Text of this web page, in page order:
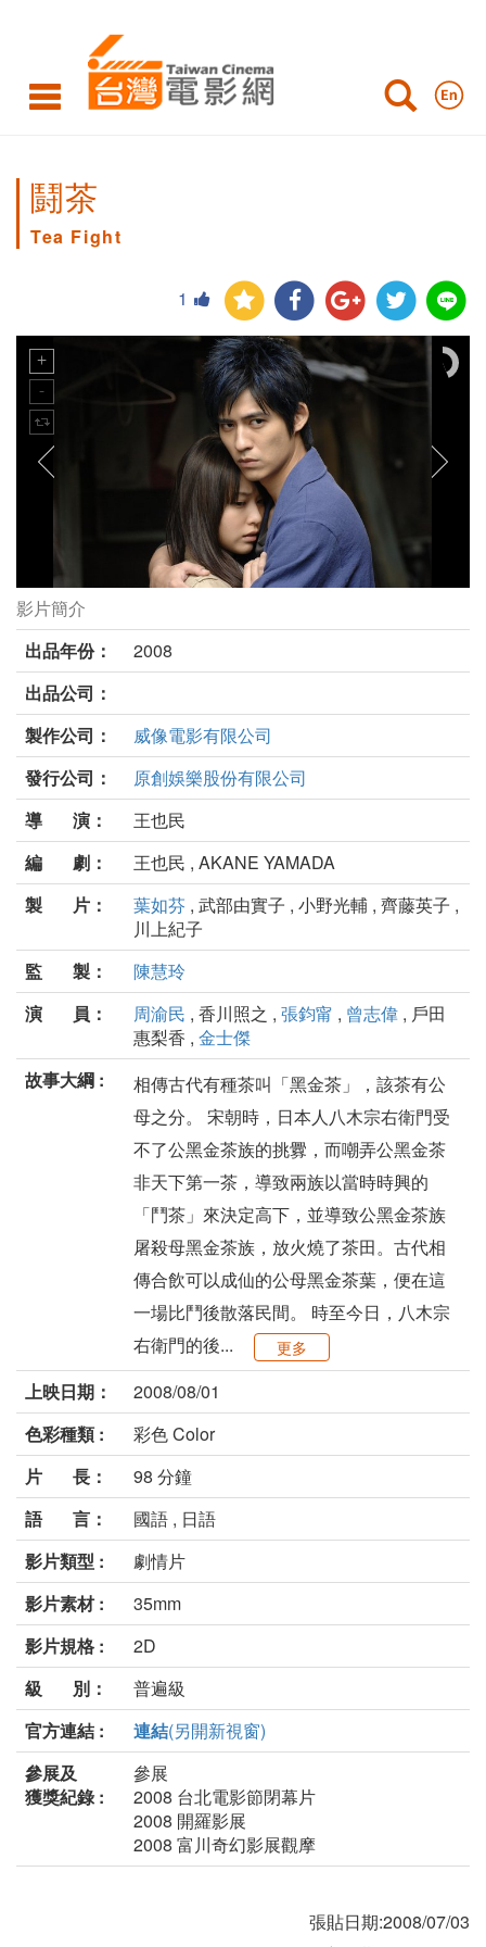
鬪茶
Tea Fight
1
鬪茶劇照
影片簡介
出品年份：
2008
出品公司：
製作公司：
威像電影有限公司
發行公司：
原創娛樂股份有限公司
導 演：
王也民
編 劇：
王也民 , AKANE YAMADA
製 片：
葉如芬 , 武部由實子 , 小野光輔 , 齊藤英子 ,
川上紀子
監 製：
陳慧玲
演 員：
周渝民 , 香川照之 , 張鈞甯 , 曾志偉 , 戶田
惠梨香 , 金士傑
故事大綱 :
相傳古代有種茶叫「黑金茶」，該茶有公
母之分。 宋朝時，日本人八木宗右衛門受
不了公黑金茶族的挑釁，而嘲弄公黑金茶
非天下第一茶，導致兩族以當時時興的
「鬥茶」來決定高下，並導致公黑金茶族
屠殺母黑金茶族，放火燒了茶田。古代相
傳合飲可以成仙的公母黑金茶葉，便在這
一場比鬥後散落民間。 時至今日，八木宗
右衛門的後...
更多
上映日期：
2008/08/01
色彩種類 :
彩色 Color
片 長：
98 分鐘
語 言：
國語 , 日語
影片類型 :
劇情片
影片素材 :
35mm
影片規格 :
2D
級 別：
普遍級
官方連結 :
連結(另開新視窗)
參展及
獲獎紀錄 :
參展
2008 台北電影節閉幕片
2008 開羅影展
2008 富川奇幻影展觀摩
張貼日期:2008/07/03